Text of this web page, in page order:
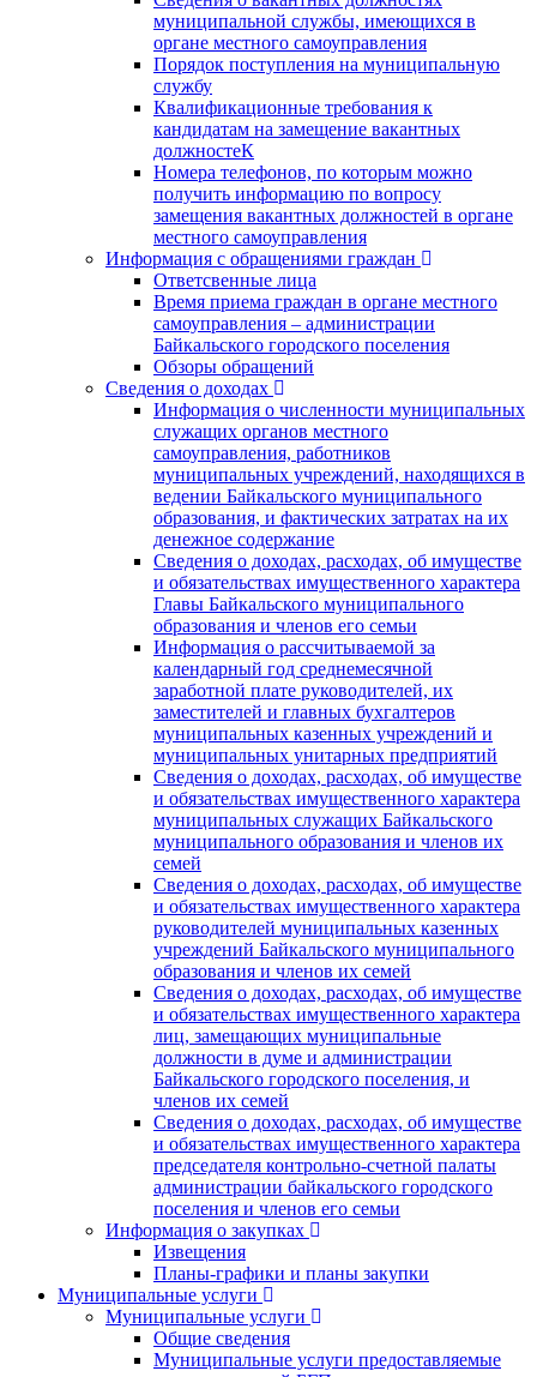
муниципальной службы, имеющихся в
органе местного самоуправления
Порядок поступления на муниципальную
службу
Квалификационные требования к
кандидатам на замещение вакантных
должностеК
Номера телефонов, по которым можно
получить информацию по вопросу
замещения вакантных должностей в органе
местного самоуправления
Информация с обращениями граждан
Ответсвенные лица
Время приема граждан в органе местного
самоуправления – администрации
Байкальского городского поселения
Обзоры обращений
Сведения о доходах
Информация о численности муниципальных
служащих органов местного
самоуправления, работников
муниципальных учреждений, находящихся в
ведении Байкальского муниципального
образования, и фактических затратах на их
денежное содержание
Сведения о доходах, расходах, об имуществе
и обязательствах имущественного характера
Главы Байкальского муниципального
образования и членов его семьи
Информация о рассчитываемой за
календарный год среднемесячной
заработной плате руководителей, их
заместителей и главных бухгалтеров
муниципальных казенных учреждений и
муниципальных унитарных предприятий
Сведения о доходах, расходах, об имуществе
и обязательствах имущественного характера
муниципальных служащих Байкальского
муниципального образования и членов их
семей
Сведения о доходах, расходах, об имуществе
и обязательствах имущественного характера
руководителей муниципальных казенных
учреждений Байкальского муниципального
образования и членов их семей
Сведения о доходах, расходах, об имуществе
и обязательствах имущественного характера
лиц, замещающих муниципальные
должности в думе и администрации
Байкальского городского поселения, и
членов их семей
Сведения о доходах, расходах, об имуществе
и обязательствах имущественного характера
председателя контрольно-счетной палаты
администрации байкальского городского
поселения и членов его семьи
Информация о закупках
Извещения
Планы-графики и планы закупки
Муниципальные услуги
Муниципальные услуги
Общие сведения
Муниципальные услуги предоставляемые